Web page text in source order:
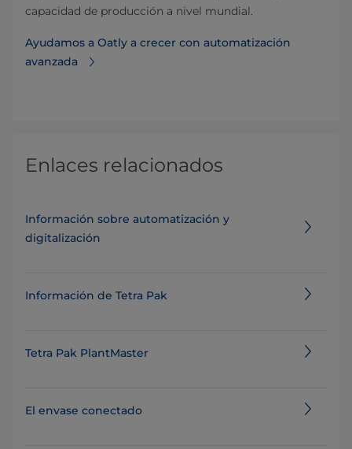
capacidad de producción a nivel mundial.
Ayudamos a Oatly a crecer con automatización
avanzada
Enlaces relacionados
Información sobre automatización y
digitalización
Información de Tetra Pak
Tetra Pak PlantMaster
El envase conectado